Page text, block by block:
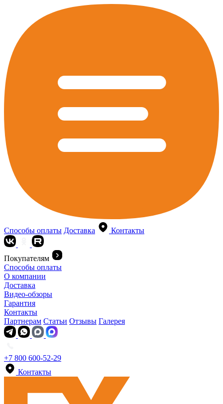
Способы оплаты Доставка Контакты
Покупателям
Способы оплаты
О компании
Доставка
Видео-обзоры
Гарантия
Контакты
Партнерам Статьи Отзывы Галерея
+7 800 600-52-29
Контакты